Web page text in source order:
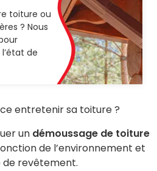
toiture ou
? Nous
de
entretenir sa toiture ?
un démoussage de toiture
de l’environnement et
de revêtement.